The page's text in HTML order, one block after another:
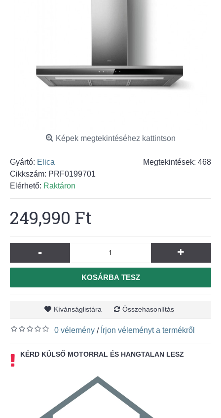
Képek megtekintéséhez kattintson
Megtekintések: 468
Gyártó: Elica
Cikkszám: PRF0199701
Elérhető: Raktáron
249,990 Ft
- +
KOSÁRBA TESZ
Kívánságlistára Összehasonlítás
0 vélemény / Írjon véleményt a termékről
KÉRD KÜLSŐ MOTORRAL ÉS HANGTALAN LESZ